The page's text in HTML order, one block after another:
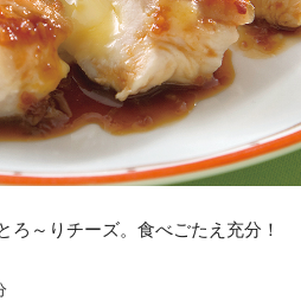
ろ～りチーズ。食べごたえ充分！